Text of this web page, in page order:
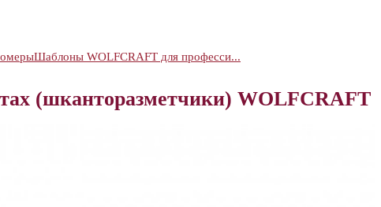
Шаблоны WOLFCRAFT для професси...
(шканторазметчики) WOLFCRAFT